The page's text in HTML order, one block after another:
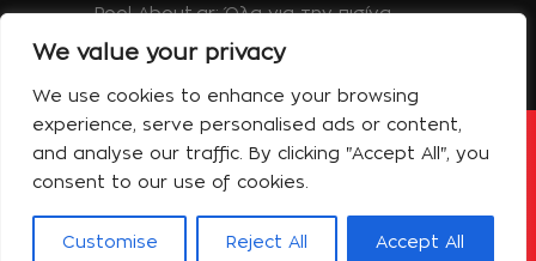
We value your privacy
We use cookies to enhance your browsing
experience, serve personalised ads or content,
and analyse our traffic. By clicking "Accept All", you
consent to our use of cookies.
Customise Reject All Accept All
Pool-About.gr: Όλα για την πισίνα
Tinos-About.gr: Ανακαλύψτε την Τήνο
Copyright © 2014 Spa About | All Rights
Reserved | Powered by Shell-iT
Η Εταιρεία – Spa About
Επικοινωνία
Όροι Χρήσης
Πολιτική Απορρήτου